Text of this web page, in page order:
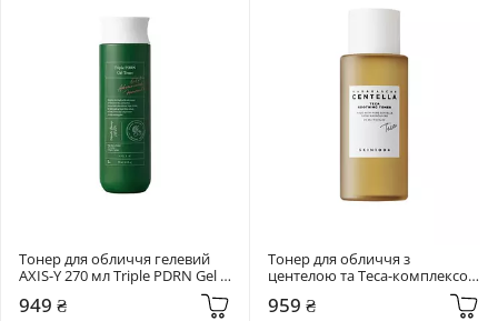
Тонер для обличчя гелевий
AXIS-Y 270 мл Triple PDRN Gel
949 ₴
Тонер для обличчя з
центелою та Teca-комплексом
SKIN1004 210 мл Madagascar
Centella Teca Soothing Toner
959 ₴